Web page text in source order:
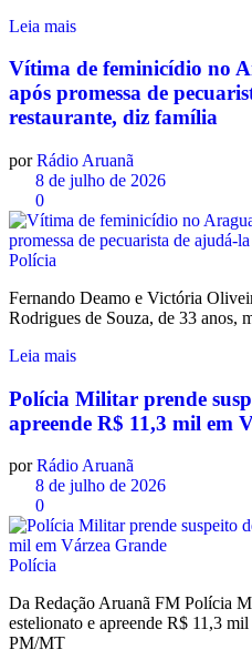
Leia mais
Vítima de feminicídio no
após promessa de
restaurante, diz família
por Rádio Aruanã
8 de julho de 2026
0
Polícia
Fernando Deamo e Victória
Rodrigues de Souza, de 33 anos,
Leia mais
Polícia Militar prende
apreende R$ 11,3 mil em
por Rádio Aruanã
8 de julho de 2026
0
Polícia
Da Redação Aruanã FM Polícia
estelionato e apreende R$ 11,3
PM/MT